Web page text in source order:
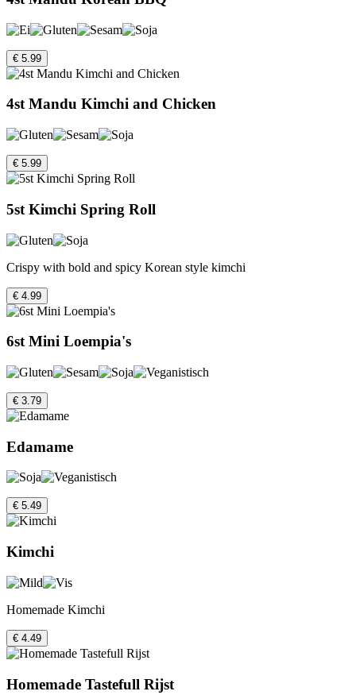
€ 5.99
4st Mandu Kimchi and Chicken
€ 5.99
5st Kimchi Spring Roll
Crispy with bold and spicy Korean style kimchi
€ 4.99
6st Mini Loempia's
€ 3.79
Edamame
€ 5.49
Kimchi
Homemade Kimchi
€ 4.49
Homemade Tastefull Rijst